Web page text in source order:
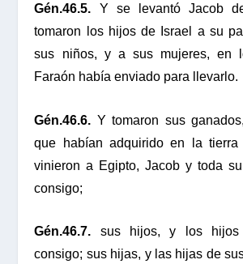
Gén.46.5. Y se levantó Jacob
tomaron los hijos de Israel a su
sus niños, y a sus mujeres, en
Faraón había enviado para llevarlo.
Gén.46.6. Y tomaron sus
que habían adquirido en la
vinieron a Egipto, Jacob y toda
consigo;
Gén.46.7. sus hijos, y los
consigo; sus hijas, y las hijas de